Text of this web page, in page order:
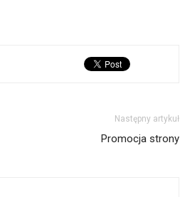
Następny artykuł
Promocja strony